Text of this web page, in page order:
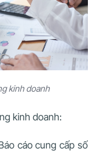
kinh doanh
kinh doanh:
cáo cung cấp số